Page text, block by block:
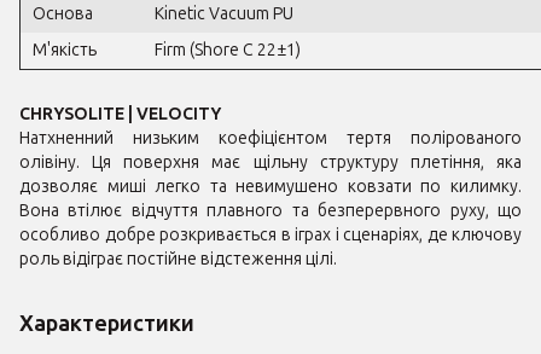
Основа
Kinetic Vacuum PU
М'якість
Firm (Shore C 22±1)
CHRYSOLITE | VELOCITY
Натхненний низьким коефіцієнтом тертя полірованого
олівіну. Ця поверхня має щільну структуру плетіння, яка
дозволяє миші легко та невимушено ковзати по килимку.
Вона втілює відчуття плавного та безперервного руху, що
особливо добре розкривається в іграх і сценаріях, де ключову
роль відіграє постійне відстеження цілі.
Характеристики